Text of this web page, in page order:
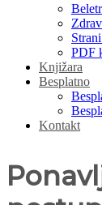
PDF
Knjižara
Besplatno
Kontakt